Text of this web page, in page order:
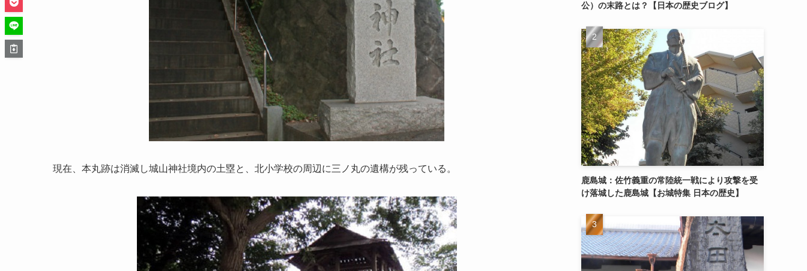
現在、本丸跡は消滅し城山神社境内の土塁と、北小学校の周辺に三ノ丸の遺構が残っている。
公）の末路とは？【日本の歴史ブログ】
鹿島城：佐竹義重の常陸統一戦により攻撃を受
け落城した鹿島城【お城特集 日本の歴史】